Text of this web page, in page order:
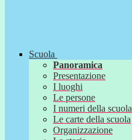
Scuola
Panoramica
Presentazione
I luoghi
Le persone
I numeri della scuola
Le carte della scuola
Organizzazione